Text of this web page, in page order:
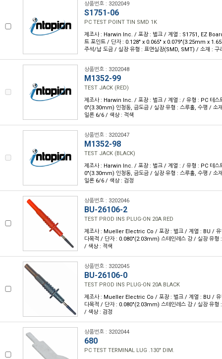
상품번호 : 3202049
S1751-06
PC TEST POINT TIN SMD 1K
제조사 : Harwin Inc. / 포장 : 벌크 / 계열 : S1751, EZ
트 포인트 / 단자 : 0.128" x 0.065" x 0.079"(3.25mm x
주석/납 도금 / 실장 유형 : 표면실장(SMD, SMT) / 소재 : 구
상품번호 : 3202048
M1352-99
TEST JACK (RED)
제조사 : Harwin Inc. / 포장 : 벌크 / 계열 : / 유형 : PC 테스
0"(3.30mm) 인청동, 금도금 / 실장 유형 : 스루홀, 수평 / 소
일론 6/6 / 색상 : 적색
상품번호 : 3202047
M1352-98
TEST JACK (BLACK)
제조사 : Harwin Inc. / 포장 : 벌크 / 계열 : / 유형 : PC 테스
0"(3.30mm) 인청동, 금도금 / 실장 유형 : 스루홀, 수평 / 소
일론 6/6 / 색상 : 검정
상품번호 : 3202046
BU-26106-2
TEST PROD INS PLUG-ON 20A RED
제조사 : Mueller Electric Co / 포장 : 벌크 / 계열 : BU / 유
다목적 / 단자 : 0.080"(2.03mm) 스테인레스 강 / 실장 유형
/ 색상 : 적색
상품번호 : 3202045
BU-26106-0
TEST PROD INS PLUG-ON 20A BLACK
제조사 : Mueller Electric Co / 포장 : 벌크 / 계열 : BU / 유
다목적 / 단자 : 0.080"(2.03mm) 스테인레스 강 / 실장 유형
/ 색상 : 검정
상품번호 : 3202044
680
PC TEST TERMINAL LUG .130" DIM.